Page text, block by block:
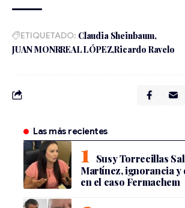
ETIQUETADO: Claudia Sheinbaum
JUAN MONRREAL LÓPEZ Ricardo Ravelo
Las más recientes
Susy Torrecillas
Martínez, ignorancia y
en el caso Fermachem